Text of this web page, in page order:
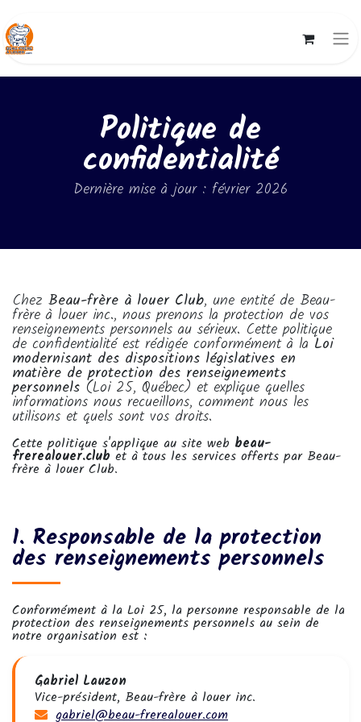
Politique de
confidentialité
Dernière mise à jour : février 2026
Chez Beau-frère à louer Club, une entité de Beau-
frère à louer inc., nous prenons la protection de vos
renseignements personnels au sérieux. Cette politique
de confidentialité est rédigée conformément à la Loi
modernisant des dispositions législatives en
matière de protection des renseignements
personnels (Loi 25, Québec) et explique quelles
informations nous recueillons, comment nous les
utilisons et quels sont vos droits.
Cette politique s'applique au site web beau-
frerealouer.club et à tous les services offerts par Beau-
frère à louer Club.
1. Responsable de la protection
des renseignements personnels
Conformément à la Loi 25, la personne responsable de la
protection des renseignements personnels au sein de
notre organisation est :
Gabriel Lauzon
Vice-président, Beau-frère à louer inc.
gabriel@beau-frerealouer.com